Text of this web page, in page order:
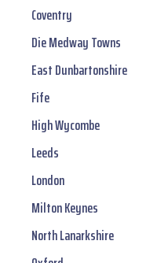
Coventry
Die Medway Towns
East Dunbartonshire
Fife
High Wycombe
Leeds
London
Milton Keynes
North Lanarkshire